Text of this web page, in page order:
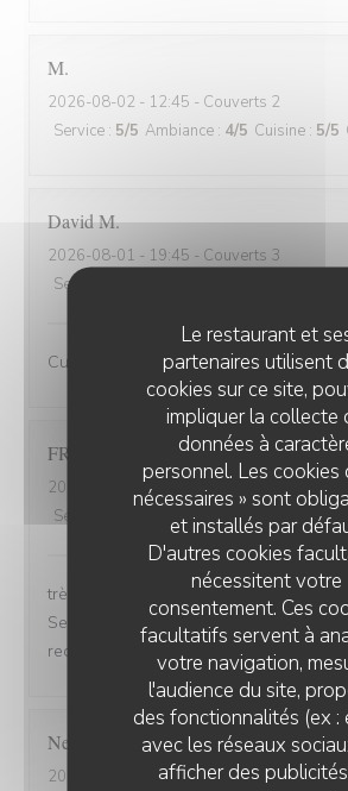
Le restaurant et
partenaires utilisent
cookies sur ce site,
impliquer la collecte
données à
personnel. Les cookies
nécessaires » sont
et installés par
D'autres cookies
nécessitent votre
consentement. Ces
facultatifs servent à
votre navigation,
l'audience du site,
des fonctionnalités (ex :
avec les réseaux
afficher des
M
2026-08-02 - 12:45 - Couverts 2
Service : 5/5 Ambiance : 4/5 Cuisine : 5/5
DavidM
2026-08-01 - 19:45 - Couverts 3
Service
Cuisine de bonne qualité pour un bon
FRANCOIS
2026-07-31
- 19:30 - Couverts 2
Service
Ambiance : /5 Cuisine : 5 /5
très bonne soirée et très bon dîner,
Serveuse et serveur très professionnels.
recommandons, jamais déçu.
Nelly
2026-07-31
- 20:00 - Couverts 2